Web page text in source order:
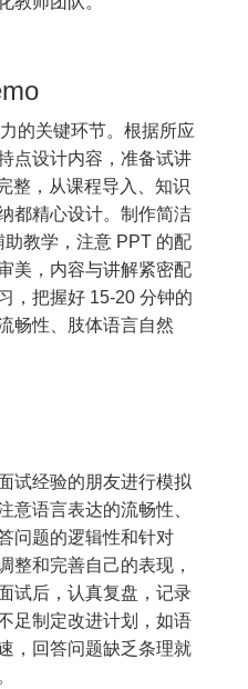
的关键环节。根据所应
点设计内容，准备试讲
整，从课程导入、知识
都精心设计。制作简洁
教学，注意 PPT 的配
美，内容与讲解紧密配
，把握好 15-20 分钟的
畅性、肢体语言自然
试经验的朋友进行模拟
意语言表达的流畅性、
问题的逻辑性和针对
整和完善自己的表现，
试后，认真复盘，记录
足制定改进计划，如语
，回答问题缺乏条理就